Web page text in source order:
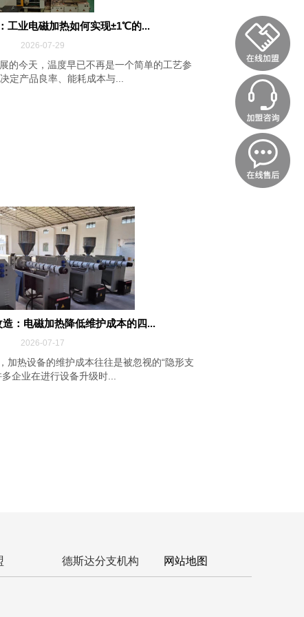
工业电磁加热如何实现±1℃的...
2026-07-29
的今天，温度早已不再是一个简单的工艺参
定产品良率、能耗成本与...
：电磁加热降低维护成本的四...
2026-07-17
加热设备的维护成本往往是被忽视的“隐形支
多企业在进行设备升级时...
德斯达分支机构 网站地图